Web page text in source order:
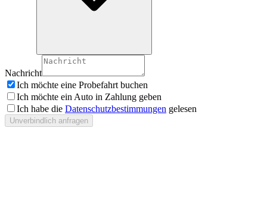
Nachricht
Ich möchte eine Probefahrt buchen
Ich möchte ein Auto in Zahlung geben
Ich habe die Datenschutzbestimmungen gelesen
Unverbindlich anfragen